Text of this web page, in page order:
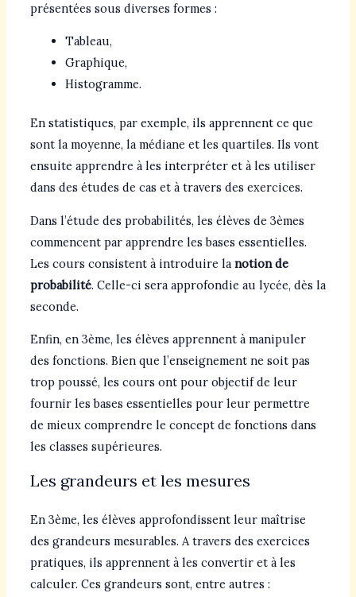
présentées sous diverses formes :
Tableau,
Graphique,
Histogramme.
En statistiques, par exemple, ils apprennent ce que
sont la moyenne, la médiane et les quartiles. Ils vont
ensuite apprendre à les interpréter et à les utiliser
dans des études de cas et à travers des exercices.
Dans l’étude des probabilités, les élèves de 3èmes
commencent par apprendre les bases essentielles.
Les cours consistent à introduire la notion de
probabilité. Celle-ci sera approfondie au lycée, dès la
seconde.
Enfin, en 3ème, les élèves apprennent à manipuler
des fonctions. Bien que l’enseignement ne soit pas
trop poussé, les cours ont pour objectif de leur
fournir les bases essentielles pour leur permettre
de mieux comprendre le concept de fonctions dans
les classes supérieures.
Les grandeurs et les mesures
En 3ème, les élèves approfondissent leur maîtrise
des grandeurs mesurables. A travers des exercices
pratiques, ils apprennent à les convertir et à les
calculer. Ces grandeurs sont, entre autres :